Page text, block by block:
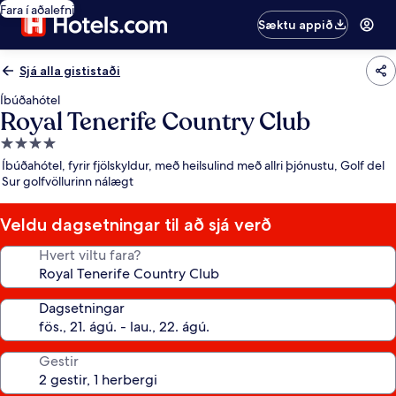
Fara í aðalefni
Sæktu appið
Sjá alla gististaði
Íbúðahótel
Royal Tenerife Country Club
4.0
stjörnu
gististaður
Íbúðahótel, fyrir fjölskyldur, með heilsulind með allri þjónustu, Golf del
Sur golfvöllurinn nálægt
Veldu dagsetningar til að sjá verð
Hvert viltu fara?
Dagsetningar
Gestir